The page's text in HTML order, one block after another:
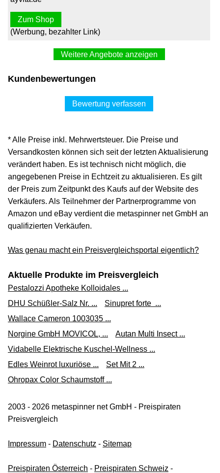
Zum Shop
(Werbung, bezahlter Link)
Weitere Angebote anzeigen
Versand ab 2,90 €
Zum Shop
(Werbung, bezahlter Link)
Augenkompressen 5.8x7cm Steril 10 ST
6,81 €*
Versand ab 4,50 €
onfy.de
(Werbung, bezahlter Link)
Augenkompressen 5,8x7 cm steril 10 St
7,49 €*
Versand ab 3,90 €
Beraterapotheke
(Werbung, bezahlter Link)
Augenkompressen 5,8x7 cm Steril
Versand siehe Website
STVmedAppo über amazon.de
Zum Shop
Kundenbewertungen
Bewertung verfassen
* Alle Preise inkl. Mehrwertsteuer. Die Preise und
Versandkosten können sich seit der letzten Aktualisierung
verändert haben. Es ist technisch nicht möglich, die
angegebenen Preise in Echtzeit zu aktualisieren. Es gilt
der Preis zum Zeitpunkt des Kaufs auf der Website des
Verkäufers. Als Teilnehmer der Partnerprogramme von
Amazon und eBay verdient die metaspinner net GmbH an
qualifizierten Verkäufen.
Was genau macht ein Preisvergleichsportal eigentlich?
Aktuelle Produkte im Preisvergleich
Pestalozzi Apotheke Kolloidales ...
DHU Schüßler-Salz Nr. ...
Sinupret forte ...
Wallace Cameron 1003035 ...
Norgine GmbH MOVICOL, ...
Autan Multi Insect ...
Vidabelle Elektrische Kuschel-Wellness ...
Edles Weinrot luxuriöse ...
Set Mit 2 ...
Ohropax Color Schaumstoff ...
2003 - 2026 metaspinner net GmbH - Preispiraten
Preisvergleich
Impressum - Datenschutz - Sitemap
Preispiraten Österreich - Preispiraten Schweiz -